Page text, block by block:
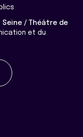
Seine / Théâtre de
et du